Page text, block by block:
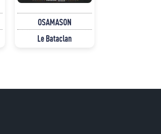
OSAMASON
Le Bataclan